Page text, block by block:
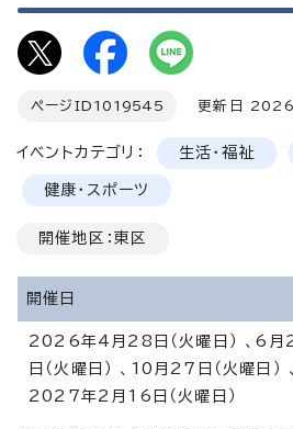
ページID 1019545 更新日 2026
イベントカテゴリ： 生活・福祉
健康・スポーツ
開催地区：東区
開催日
2026年4月28日（火曜日） 、6月
日（火曜日） 、10月27日（火曜日）
2027年2月16日（火曜日）